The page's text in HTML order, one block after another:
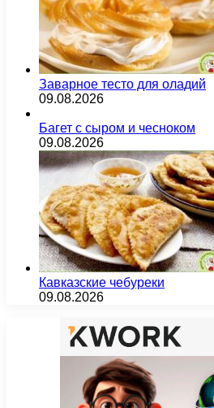
Заварное тесто для оладий
09.08.2026
Багет с сыром и чесноком
09.08.2026
Кавказские чебуреки
09.08.2026